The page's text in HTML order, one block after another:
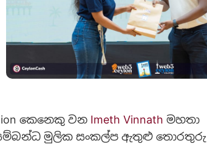
කෙනෙ​කු වන Imeth Vinnath මහතා
සම්බන්ධ මුලික සංකල්ප ඇතුළු තොරතු​රු